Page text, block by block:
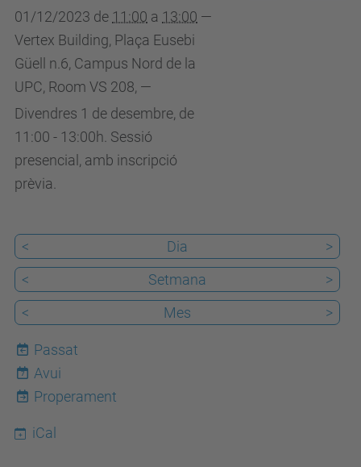
01/12/2023 de 11:00 a 13:00 —
Vertex Building, Plaça Eusebi
Güell n.6, Campus Nord de la
UPC, Room VS 208, —
Divendres 1 de desembre, de
11:00 - 13:00h. Sessió
presencial, amb inscripció
prèvia.
< Dia
>
<
Setmana
>
<
Mes >
Passat
7
Avui
Properament
iCal